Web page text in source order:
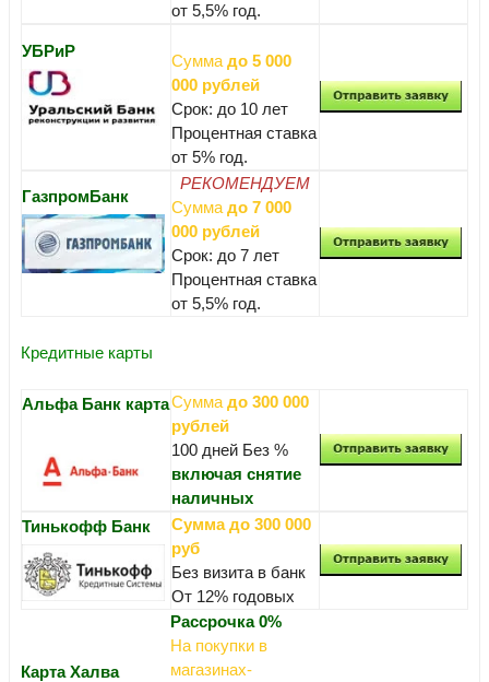
от 5,5% год.
УБРиР
Сумма до 5 000
000 рублей
Срок: до 10 лет
Процентная ставка
от 5% год.
ГазпромБанк
РЕКОМЕНДУЕМ
Сумма до 7 000
000 рублей
Срок: до 7 лет
Процентная ставка
от 5,5% год.
Кредитные карты
Альфа Банк картаСумма до 300 000
рублей
100 дней Без %
включая снятие
наличных
Тинькофф Банк
Сумма до 300 000
руб
Без визита в банк
От 12% годовых
Карта Халва
Рассрочка 0%
На покупки в
магазинах-